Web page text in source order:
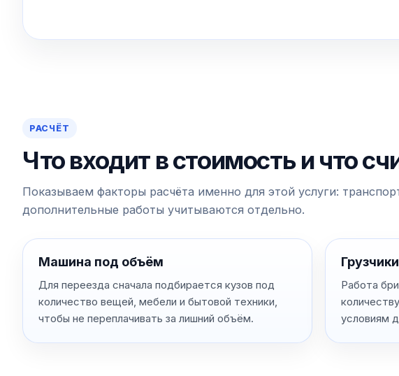
РАСЧЁТ
Что входит в стоимость и что
Показываем факторы расчёта именно для этой услуги:
дополнительные работы учитываются отдельно.
Машина под объём
Для переезда сначала подбирается кузов под
количество вещей, мебели и бытовой техники,
чтобы не переплачивать за лишний объём.
Работа
условиям